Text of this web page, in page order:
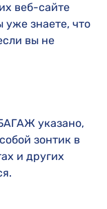
веб-сайте
уже знаете, что
вы не
указано,
зонтик в
и других